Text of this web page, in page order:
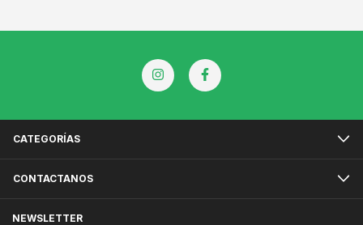
CATEGORÍAS
CONTACTANOS
NEWSLETTER